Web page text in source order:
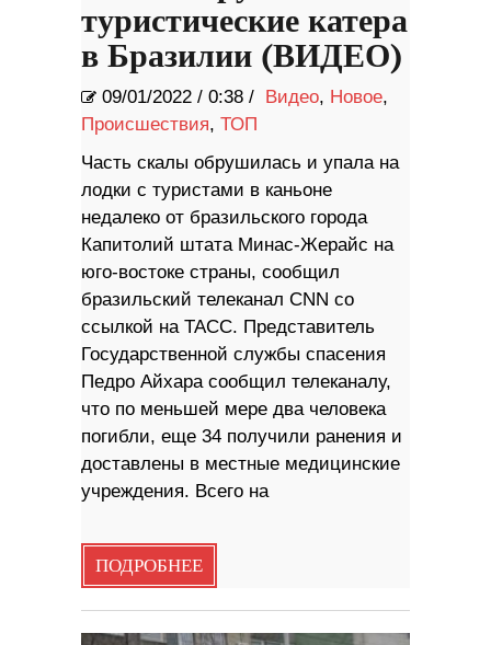
туристические катера
в Бразилии (ВИДЕО)
09/01/2022 / 0:38 / Видео, Новое,
Происшествия, ТОП
Часть скалы обрушилась и упала на
лодки с туристами в каньоне
недалеко от бразильского города
Капитолий штата Минас-Жерайс на
юго-востоке страны, сообщил
бразильский телеканал CNN со
ссылкой на ТАСС. Представитель
Государственной службы спасения
Педро Айхара сообщил телеканалу,
что по меньшей мере два человека
погибли, еще 34 получили ранения и
доставлены в местные медицинские
учреждения. Всего на
ПОДРОБНЕЕ